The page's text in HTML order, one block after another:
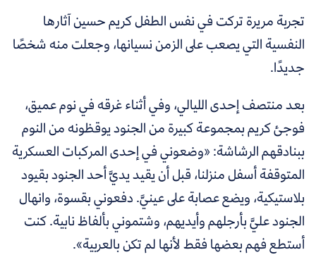
تجربة مريرة تركت في نفس الطفل كريم حسين آثارها
النفسية التي يصعب على الزمن نسيانها، وجعلت منه شخصًا
جديدًا.
بعد منتصف إحدى الليالي، وفي أثناء غرقه في نوم عميق،
فوجئ كريم بمجموعة كبيرة من الجنود يوقظونه من النوم
ببنادقهم الرشاشة: «وضعوني في إحدى المركبات العسكرية
المتوقفة أسفل منزلنا، قبل أن يقيد يديَّ أحد الجنود بقيود
بلاستيكية، ويضع عصابة على عينيَّ.دفعوني بقسوة، وانهال
الجنود عليَّ بأرجلهم وأيديهم، وشتموني بألفاظ نابية. كنت
أستطع فهم بعضها فقط لأنها لم تكن بالعربية».